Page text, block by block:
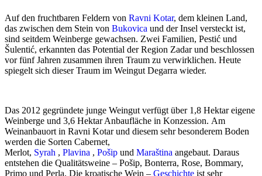
Auf den fruchtbaren Feldern von Ravni Kotar, dem kleinen Land,
das zwischen dem Stein von Bukovica und der Insel versteckt ist,
sind seitdem Weinberge gewachsen. Zwei Familien, Pestić und
Šulentić, erkannten das Potential der Region Zadar und beschlossen
vor fünf Jahren zusammen ihren Traum zu verwirklichen. Heute
spiegelt sich dieser Traum im Weingut Degarra wieder.
Das 2012 gegründete junge Weingut verfügt über 1,8 Hektar eigene
Weinberge und 3,6 Hektar Anbaufläche in Konzession. Am
Weinanbauort in Ravni Kotar und diesem sehr besonderem Boden
werden die Sorten Cabernet,
Merlot, Syrah , Plavina , Pošip und Maraština angebaut. Daraus
entstehen die Qualitätsweine – Pošip, Bonterra, Rose, Bommary,
Primo und Perla. Die kroatische Wein – Geschichte ist sehr